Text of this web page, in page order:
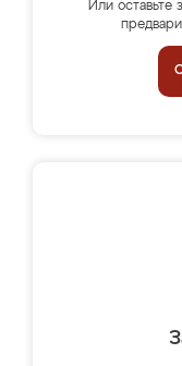
Или оставьте